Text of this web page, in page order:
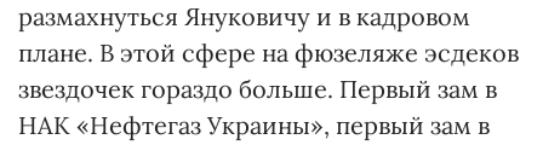
размахнуться Януковичу и в кадровом
плане. В этой сфере на фюзеляже эсдеков
звездочек гораздо больше. Первый зам в
НАК «Нефтегаз Украины», первый зам в